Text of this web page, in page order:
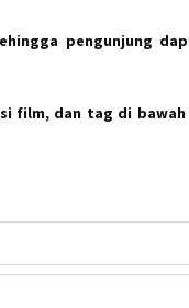
pengunjung
film, dan tag di